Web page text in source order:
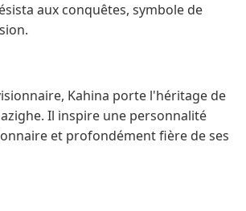
aux conquêtes, symbole de
Kahina porte l'héritage de
Il inspire une personnalité
et profondément fière de ses